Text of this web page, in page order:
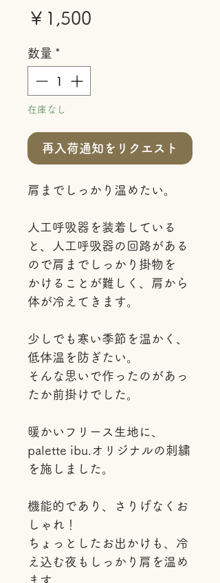
￥1,500
数量 *
在庫なし
再入荷通知をリクエスト
肩までしっかり温めたい。
人工呼吸器を装着している
と、人工呼吸器の回路がある
ので肩までしっかり掛物を
かけることが難しく、肩から
体が冷えてきます。
少しでも寒い季節を温かく、
低体温を防ぎたい。
そんな思いで作ったのがあっ
たか前掛けでした。
暖かいフリース生地に、
palette ibu.オリジナルの刺繍
を施しました。
機能的であり、さりげなくお
しゃれ！
ちょっとしたお出かけも、冷
え込む夜もしっかり肩を温め
ます。